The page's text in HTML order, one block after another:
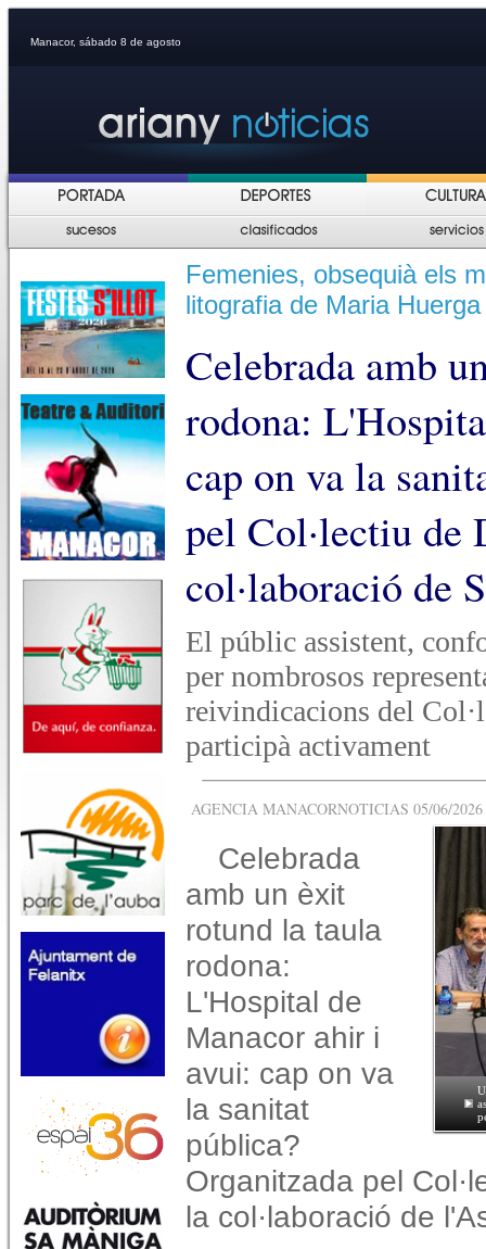
Manacor, sábado 8 de agosto
Femenies, obsequià els
litografia de Maria Huerga
Celebrada amb
rodona:
cap on va la
pel Col·lectiu de
col·laboració de
El públic assistent,
per nombrosos
reivindicacions del
participà activament
AGENCIA MANACORNOTICIAS 05/06/
Celebrada
amb un èxit
rotund la taula
rodona:
L'Hospital de
Manacor ahir i
avui: cap on va
la sanitat
pública?
Organitzada pel
la col·laboració de